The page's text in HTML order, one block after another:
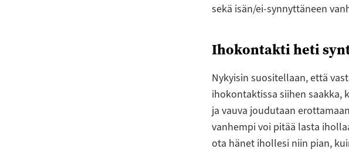
sekä isän/ei-synnyttäneen
Ihokontakti heti
Nykyisin suositellaan, että
ihokontaktissa siihen saakka,
ja vauva joudutaan
vanhempi voi pitää lasta
ota hänet ihollesi niin pian,